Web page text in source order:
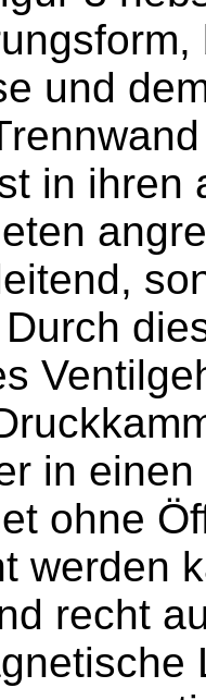
und
in ihren
in
ohne
werden
recht